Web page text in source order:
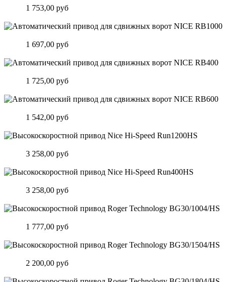
1 753,00 руб
1 697,00 руб
1 725,00 руб
1 542,00 руб
3 258,00 руб
3 258,00 руб
1 777,00 руб
2 200,00 руб